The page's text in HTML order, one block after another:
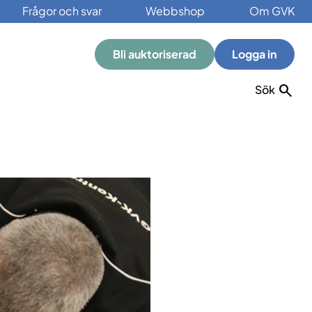
Frågor och svar Webbshop Om GVK
Bli auktoriserad Logga in
Sök